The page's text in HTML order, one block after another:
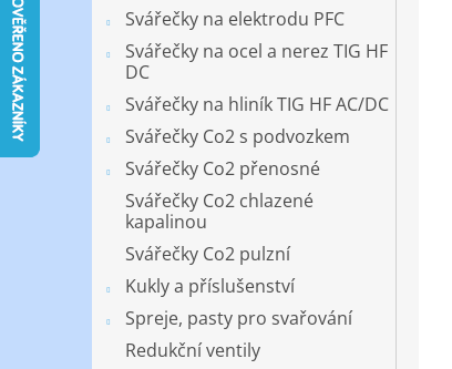
Svářečky na elektrodu PFC
Svářečky na ocel a nerez TIG HF
DC
Svářečky na hliník TIG HF AC/DC
Svářečky Co2 s podvozkem
Svářečky Co2 přenosné
Svářečky Co2 chlazené
kapalinou
Svářečky Co2 pulzní
Kukly a příslušenství
Spreje, pasty pro svařování
Redukční ventily